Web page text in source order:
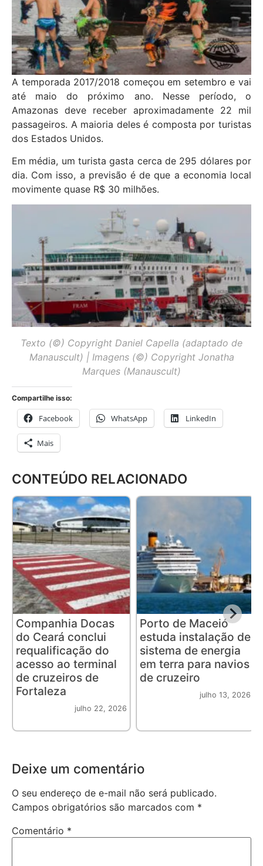
A temporada 2017/2018 começou em setembro e vai
até maio do próximo ano. Nesse período, o
Amazonas deve receber aproximadamente 22 mil
passageiros. A maioria deles é composta por turistas
dos Estados Unidos.
Em média, um turista gasta cerca de 295 dólares por
dia. Com isso, a previsão é de que a economia local
movimente quase R$ 30 milhões.
Texto (©) Copyright Daniel Capella (adaptado de
Manauscult) | Imagens (©) Copyright Jonatha
Marques (Manauscult)
Compartilhe isso:
Facebook WhatsApp LinkedIn
Mais
CONTEÚDO RELACIONADO
Companhia Docas
do Ceará conclui
requalificação do
acesso ao terminal
de cruzeiros de
Fortaleza
julho 22, 2026
Porto de Maceió
estuda instalação de
sistema de energia
em terra para navios
de cruzeiro
julho 13, 2026
Deixe um comentário
O seu endereço de e-mail não será publicado.
Campos obrigatórios são marcados com *
Comentário *